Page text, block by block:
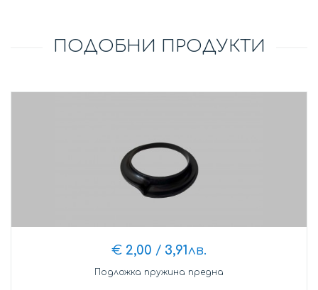
ПОДОБНИ ПРОДУКТИ
€ 2,00 / 3,91лв.
Подложка пружина предна